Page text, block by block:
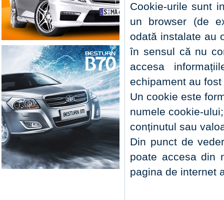
Cookie-urile sunt
un browser (de
odată instalate au
în sensul că nu
accesa
echipament au
Un cookie este
numele cookie-
conținutul sau
Din punct de
poate accesa din
pagina de internet